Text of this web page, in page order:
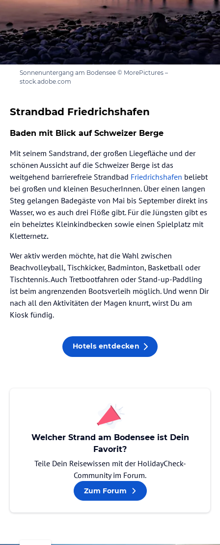
Sonnenuntergang am Bodensee © MorePictures –
stock.adobe.com
Strandbad Friedrichshafen
Baden mit Blick auf Schweizer Berge
Mit seinem Sandstrand, der großen Liegefläche und der
schönen Aussicht auf die Schweizer Berge ist das
weitgehend barrierefreie Strandbad Friedrichshafen beliebt
bei großen und kleinen BesucherInnen. Über einen langen
Steg gelangen Badegäste von Mai bis September direkt ins
Wasser, wo es auch drei Flöße gibt. Für die Jüngsten gibt es
ein beheiztes Kleinkindbecken sowie einen Spielplatz mit
Kletternetz.
Wer aktiv werden möchte, hat die Wahl zwischen
Beachvolleyball, Tischkicker, Badminton, Basketball oder
Tischtennis. Auch Tretbootfahren oder Stand-up-Paddling
ist beim angrenzenden Bootsverleih möglich. Und wenn Dir
nach all den Aktivitäten der Magen knurrt, wirst Du am
Kiosk fündig.
Hotels entdecken
Welcher Strand am Bodensee ist Dein
Favorit?
Teile Dein Reisewissen mit der HolidayCheck-
Community im Forum.
Zum Forum